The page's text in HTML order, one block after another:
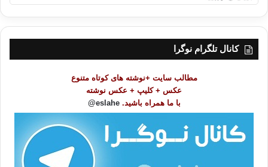
ه
ر
کانال تلگرام نوگرا
مطالب سایت +نوشته های کوتاه متنوع
عکس + کلیپ + عکس نوشته
با ما همراه باشید. eslahe@